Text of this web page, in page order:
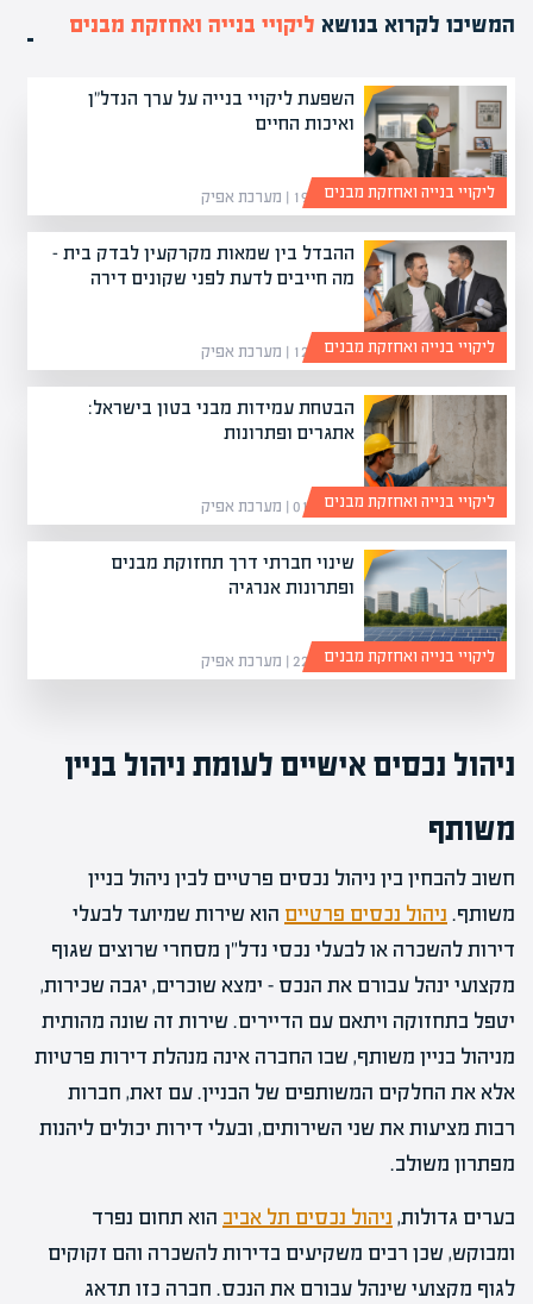
המשיכו לקרוא בנושא ליקויי בנייה ואחזקת מבנים
השפעת ליקויי בנייה על ערך הנדל"ן
ואיכות החיים
19/05/26 | מערכת אפיקליקויי בנייה ואחזקת מבנים
ההבדל בין שמאות מקרקעין לבדק בית –
מה חייבים לדעת לפני שקונים דירה
12/04/26 | מערכת אפיקליקויי בנייה ואחזקת מבנים
הבטחת עמידות מבני בטון בישראל:
אתגרים ופתרונות
01/03/26 | מערכת אפיקליקויי בנייה ואחזקת מבנים
שינוי חברתי דרך תחזוקת מבנים
ופתרונות אנרגיה
22/02/26 | מערכת אפיקליקויי בנייה ואחזקת מבנים
ניהול נכסים אישיים לעומת ניהול בניין
משותף
חשוב להבחין בין ניהול נכסים פרטיים לבין ניהול בניין
משותף. ניהול נכסים פרטיים הוא שירות שמיועד לבעלי
דירות להשכרה או לבעלי נכסי נדל"ן מסחרי שרוצים שגוף
מקצועי ינהל עבורם את הנכס – ימצא שוכרים, יגבה שכירות,
יטפל בתחזוקה ויתאם עם הדיירים. שירות זה שונה מהותית
מניהול בניין משותף, שבו החברה אינה מנהלת דירות פרטיות
אלא את החלקים המשותפים של הבניין. עם זאת, חברות
רבות מציעות את שני השירותים, ובעלי דירות יכולים ליהנות
מפתרון משולב.
בערים גדולות, ניהול נכסים תל אביב הוא תחום נפרד
ומבוקש, שכן רבים משקיעים בדירות להשכרה והם זקוקים
לגוף מקצועי שינהל עבורם את הנכס. חברה כזו תדאג